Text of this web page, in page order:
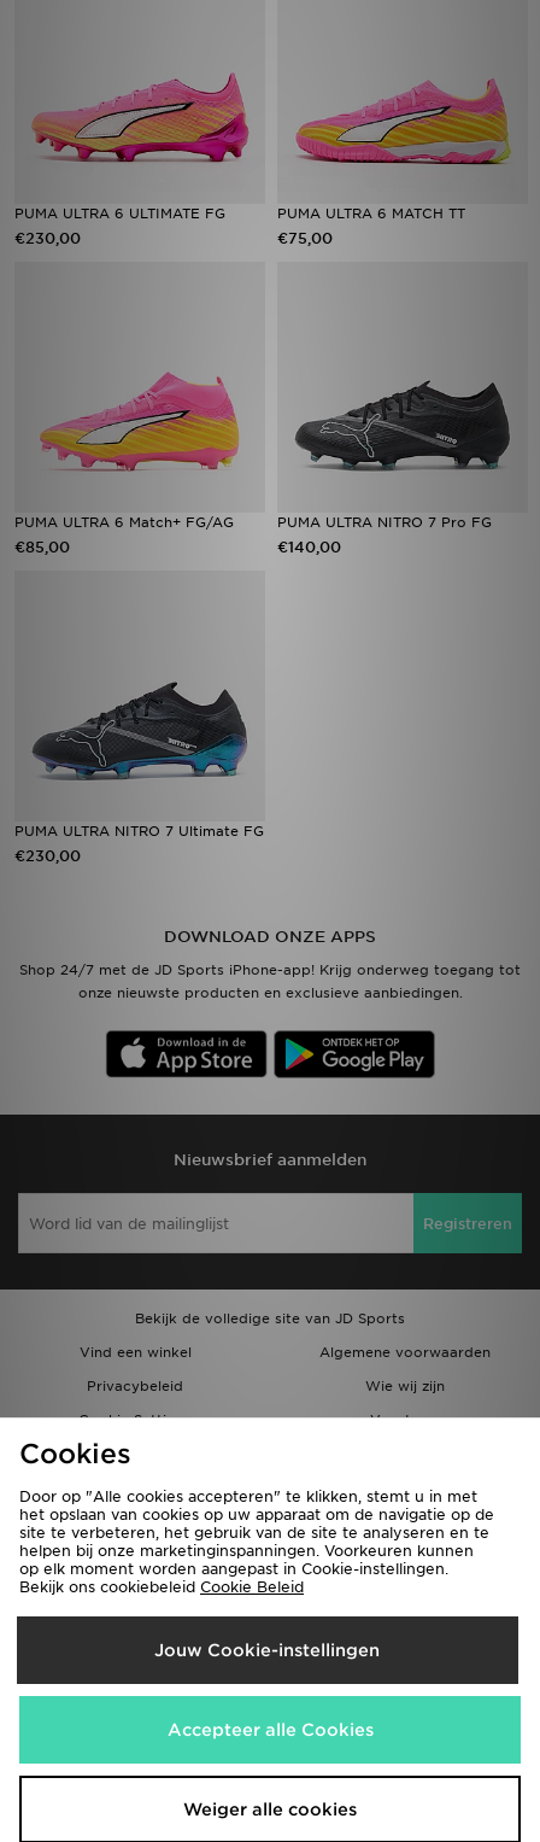
PUMA ULTRA 6 ULTIMATE FG
€230,00
PUMA ULTRA 6 MATCH TT
€75,00
PUMA ULTRA 6 Match+ FG/AG
€85,00
PUMA ULTRA NITRO 7 Pro FG
€140,00
PUMA ULTRA NITRO 7 Ultimate FG
€230,00
DOWNLOAD ONZE APPS
Shop 24/7 met de JD Sports iPhone-app! Krijg onderweg toegang tot
onze nieuwste producten en exclusieve aanbiedingen.
Nieuwsbrief aanmelden
Registreren
Bekijk de volledige site van JD Sports
Vind een winkel
Algemene voorwaarden
Privacybeleid
Wie wij zijn
Cookie Settings
Vacatures
Bestellingen en Levering
Verzenden Naar
België
Wij accepteren de volgende betaalmethoden
Bezoek onze bedrijfswebsite www.jdplc.com
Cookies
Door op "Alle cookies accepteren" te klikken, stemt u in met
het opslaan van cookies op uw apparaat om de navigatie op de
site te verbeteren, het gebruik van de site te analyseren en te
helpen bij onze marketinginspanningen. Voorkeuren kunnen
op elk moment worden aangepast in Cookie-instellingen.
Bekijk ons cookiebeleid Cookie Beleid
Jouw Cookie-instellingen
Accepteer alle Cookies
Weiger alle cookies